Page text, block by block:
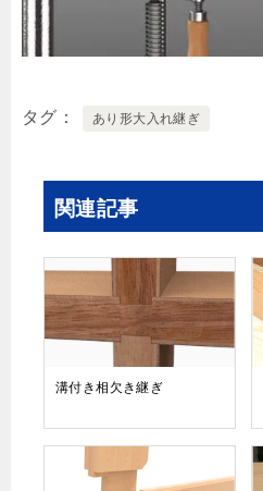
タグ あり形大入れ継ぎ
関連記事
溝付き相欠き継ぎ